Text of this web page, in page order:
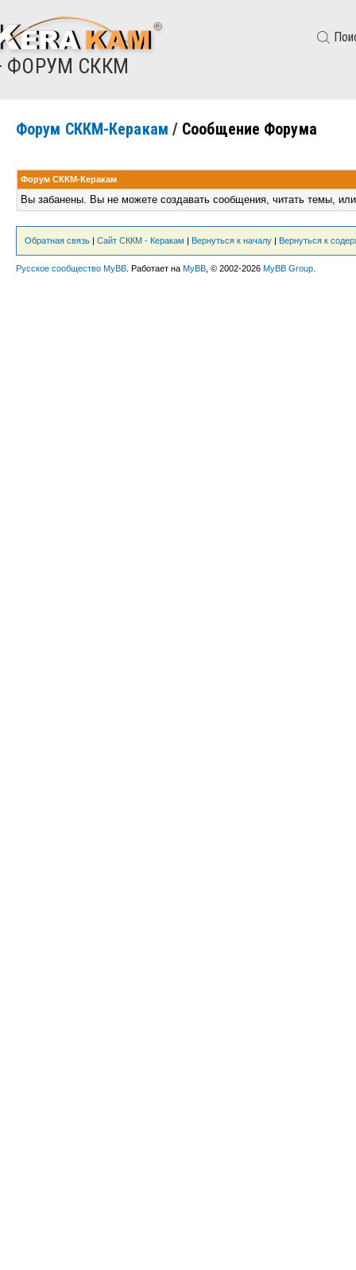
ФОРУМ СККМ
Форум СККМ-Керакам / Сообщение Форума
Форум СККМ-Керакам
Вы забанены. Вы не можете создавать сообщения, читать темы,
Обратная связь | Сайт СККМ - Керакам | Вернуться к началу | Вернуться к
Русское сообщество MyBB . Работает на MyBB , © 2002-2026 MyBB Group